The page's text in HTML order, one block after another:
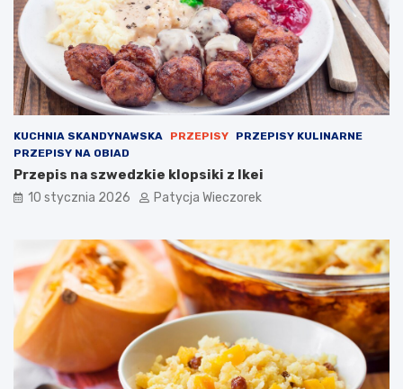
KUCHNIA SKANDYNAWSKA PRZEPISY
PRZEPISY KULINARNE
PRZEPISY NA OBIAD
Przepis na szwedzkie klopsiki z Ikei
10 stycznia 2026 Patycja Wieczorek